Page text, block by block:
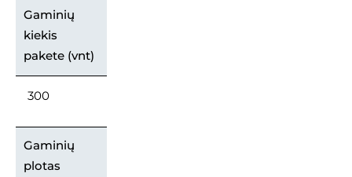
Gaminių
kiekis
pakete (vnt)
300
Gaminių
plotas